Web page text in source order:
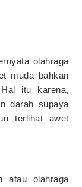
olahraga
muda bahkan
itu karena,
darah supaya
terlihat awet
atau olahraga